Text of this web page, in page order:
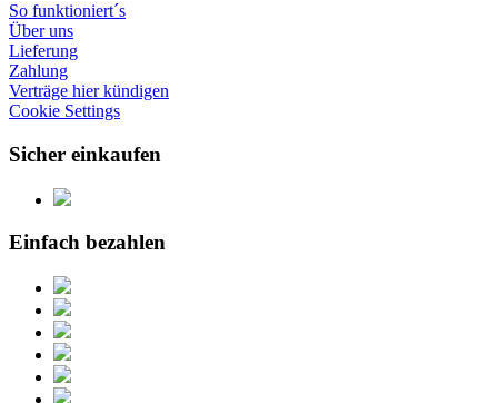
So funktioniert´s
Über uns
Lieferung
Zahlung
Verträge hier kündigen
Cookie Settings
Sicher einkaufen
Einfach bezahlen